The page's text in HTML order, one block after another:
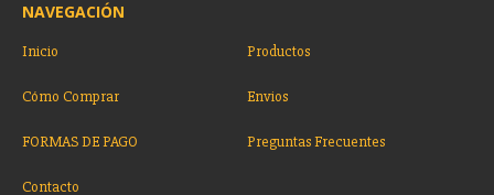
NAVEGACIÓN
Inicio Productos
Cómo Comprar Envios
FORMAS DE PAGO Preguntas Frecuentes
Contacto